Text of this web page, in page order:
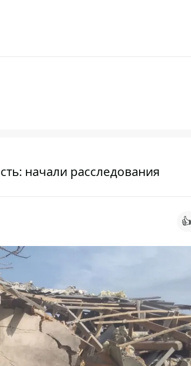
начали расследования
👍